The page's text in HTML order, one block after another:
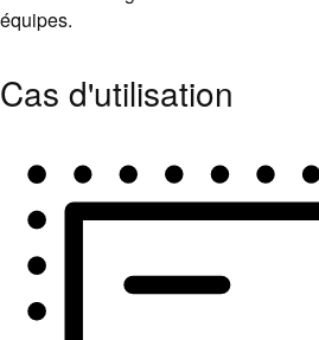
équipes.
Cas d'utilisation